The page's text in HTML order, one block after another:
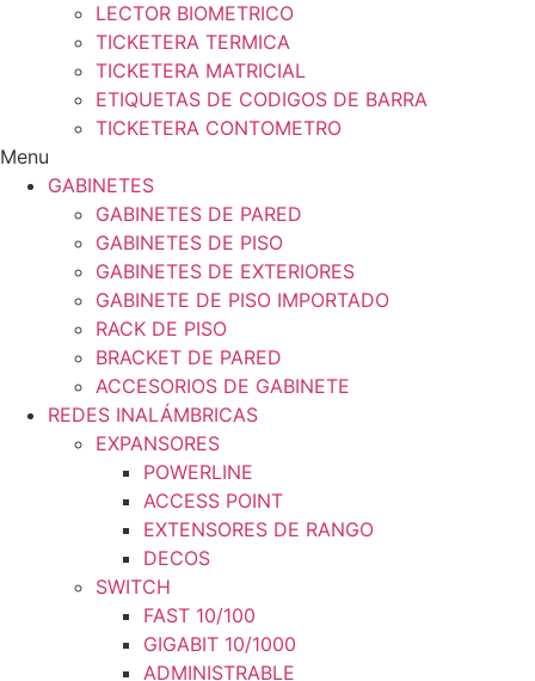
LECTOR BIOMETRICO
TICKETERA TERMICA
TICKETERA MATRICIAL
ETIQUETAS DE CODIGOS DE BARRA
TICKETERA CONTOMETRO
Menu
GABINETES
GABINETES DE PARED
GABINETES DE PISO
GABINETES DE EXTERIORES
GABINETE DE PISO IMPORTADO
RACK DE PISO
BRACKET DE PARED
ACCESORIOS DE GABINETE
REDES INALÁMBRICAS
EXPANSORES
POWERLINE
ACCESS POINT
EXTENSORES DE RANGO
DECOS
SWITCH
FAST 10/100
GIGABIT 10/1000
ADMINISTRABLE